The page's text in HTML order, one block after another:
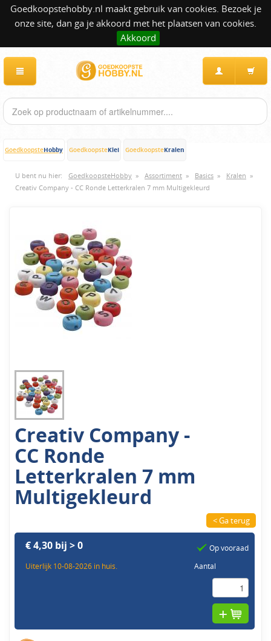
Goedkoopstehobby.nl maakt gebruik van cookies. Bezoek je
onze site, dan ga je akkoord met het plaatsen van cookies.
Akkoord
GoedkoopsteHobby GoedkoopsteKlei GoedkoopsteKralen
U bent nu hier: GoedkoopsteHobby » Assortiment » Basics » Kralen »
Creativ Company - CC Ronde Letterkralen 7 mm Multigekleurd
Creativ Company -
CC Ronde
Letterkralen 7 mm
Multigekleurd
< Ga terug
€ 4,30 bij > 0
Uiterlijk 10-08-2026 in huis.
Op vooraad
Aantal